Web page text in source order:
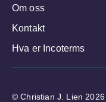
Om oss
Kontakt
Hva er Incoterms
© Christian J. Lien 2026